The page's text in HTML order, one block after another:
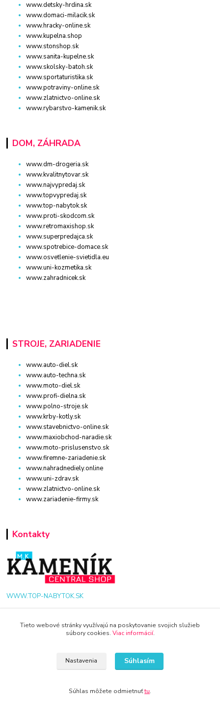
www.detsky-hrdina.sk
www.domaci-milacik.sk
www.hracky-online.sk
www.kupelna.shop
www.stonshop.sk
www.sanita-kupelne.sk
www.skolsky-batoh.sk
www.sportaturistika.sk
www.potraviny-online.sk
www.zlatnictvo-online.sk
www.rybarstvo-kamenik.sk
DOM, ZÁHRADA
www.dm-drogeria.sk
www.kvalitnytovar.sk
www.najvypredaj.sk
www.topvypredaj.sk
www.top-nabytok.sk
www.proti-skodcom.sk
www.retromaxishop.sk
www.superpredajca.sk
www.spotrebice-domace.sk
www.osvetlenie-svietidla.eu
www.uni-kozmetika.sk
www.zahradnicek.sk
STROJE, ZARIADENIE
www.auto-diel.sk
www.auto-techna.sk
www.moto-diel.sk
www.profi-dielna.sk
www.polno-stroje.sk
www.krby-kotly.sk
www.stavebnictvo-online.sk
www.maxiobchod-naradie.sk
www.moto-prislusenstvo.sk
www.firemne-zariadenie.sk
www.nahradnediely.online
www.uni-zdrav.sk
www.zlatnictvo-online.sk
www.zariadenie-firmy.sk
Kontakty
WWW.TOP-NABYTOK.SK
+421 940 949 000
Tieto webové stránky využívajú na poskytovanie svojich služieb
súbory cookies. Viac informácií.
Nastavenia Súhlasím
Súhlas môžete odmietnuťtu.